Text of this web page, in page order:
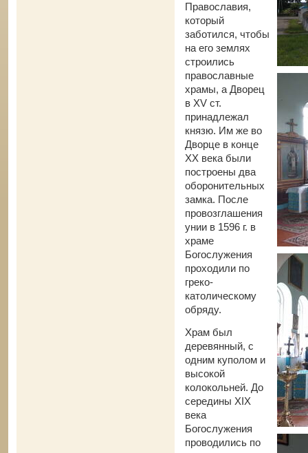
Православия,
который
заботился, чтобы
на его землях
строились
православные
храмы, а Дворец
в ХV ст.
принадлежал
князю. Им же во
Дворце в конце
XX века были
построены два
оборонительных
замка. После
провозглашения
унии в 1596 г. в
храме
Богослужения
проходили по
греко-
католическому
обряду.
Храм был
деревянный, с
одним куполом и
высокой
колокольней. До
середины ХІХ
века
Богослужения
проводились по